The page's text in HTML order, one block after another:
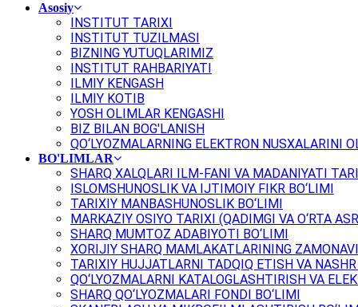
Asosiy
INSTITUT TARIXI
INSTITUT TUZILMASI
BIZNING YUTUQLARIMIZ
INSTITUT RAHBARIYATI
ILMIY KENGASH
ILMIY KOTIB
YOSH OLIMLAR KENGASHI
BIZ BILAN BOG'LANISH
QO‘LYOZMALARNING ELEKTRON NUSXALARINI
BO'LIMLAR
SHARQ XALQLARI ILM-FANI VA MADANIYATI
ISLOMSHUNOSLIK VA IJTIMOIY FIKR BO‘LIMI
TARIXIY MANBASHUNOSLIK BO‘LIMI
MARKAZIY OSIYO TARIXI (QADIMGI VA O‘RTA
SHARQ MUMTOZ ADABIYOTI BO‘LIMI
XORIJIY SHARQ MAMLAKATLARINING
TARIXIY HUJJATLARNI TADQIQ ETISH VA
QO‘LYOZMALARNI KATALOGLASHTIRISH VA
SHARQ QO‘LYOZMALARI FONDI BO‘LIMI